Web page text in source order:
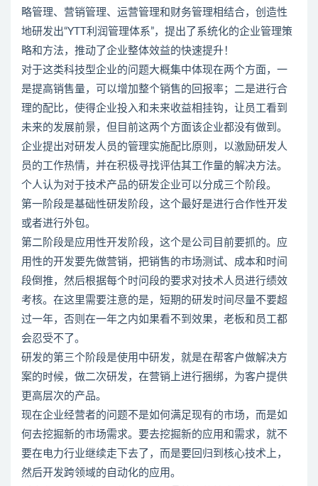
略管理、营销管理、运营管理和财务管理相结合，创造性
地研发出“YTT利润管理体系”，提出了系统化的企业管理策
略和方法，推动了企业整体效益的快速提升！
对于这类科技型企业的问题大概集中体现在两个方面，一
是提高销售量，可以增加整个销售的回报率；二是进行合
理的配比，使得企业投入和未来收益相挂钩，让员工看到
未来的发展前景，但目前这两个方面该企业都没有做到。
企业提出对研发人员的管理实施配比原则，以激励研发人
员的工作热情，并在积极寻找评估其工作量的解决方法。
个人认为对于技术产品的研发企业可以分成三个阶段。
第一阶段是基础性研发阶段，这个最好是进行合作性开发
或者进行外包。
第二阶段是应用性开发阶段，这个是公司目前要抓的。应
用性的开发要先做营销，把销售的市场测试、成本和时间
段倒推，然后根据每个时问段的要求对技术人员进行绩效
考核。在这里需要注意的是，短期的研发时间尽量不要超
过一年，否则在一年之内如果看不到效果，老板和员工都
会忍受不了。
研发的第三个阶段是使用中研发，就是在帮客户做解决方
案的时候，做二次研发，在营销上进行捆绑，为客户提供
更高层次的产品。
现在企业经营者的问题不是如何满足现有的市场，而是如
何去挖掘新的市场需求。要去挖掘新的应用和需求，就不
要在电力行业继续走下去了，而是要回归到核心技术上，
然后开发跨领域的自动化的应用。